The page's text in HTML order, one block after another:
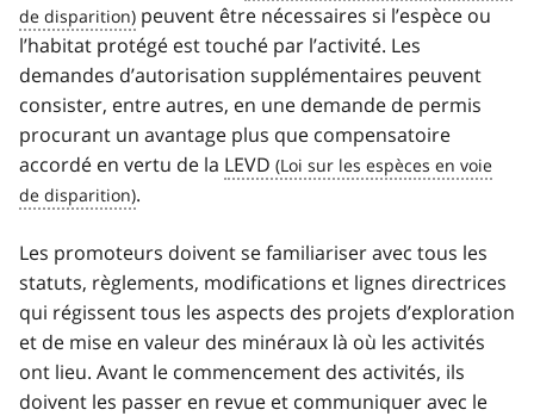
peuvent être nécessaires si l’espèce ou
l’habitat protégé est touché par l’activité. Les
demandes d’autorisation supplémentaires peuvent
consister, entre autres, en une demande de permis
procurant un avantage plus que compensatoire
accordé en vertu de la LEVD
.
Les promoteurs doivent se familiariser avec tous les
statuts, règlements, modifications et lignes directrices
qui régissent tous les aspects des projets d’exploration
et de mise en valeur des minéraux là où les activités
ont lieu. Avant le commencement des activités, ils
doivent les passer en revue et communiquer avec le